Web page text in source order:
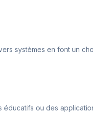
systèmes en font un
ou des